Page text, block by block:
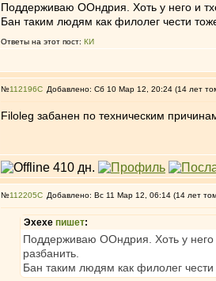
Поддерживаю ООндрия. Хоть у него и
Бан таким людям как филолег чести
Ответы на этот пост: КИ
№112196 Добавлено: Сб 10 Мар 12, 20:24 (14 лет
Filoleg забанен по техническим
№112205 Добавлено: Вс 11 Мар 12, 06:14 (14 лет
Эхехе пишет:
Поддерживаю ООндрия. Хоть у него
разбанить.
Бан таким людям как филолег